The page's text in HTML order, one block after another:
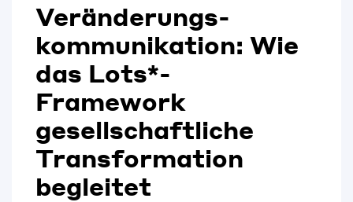
Veränderungs-
kommunikation: Wie
das Lots*-
Framework
gesellschaftliche
Transformation
begleitet